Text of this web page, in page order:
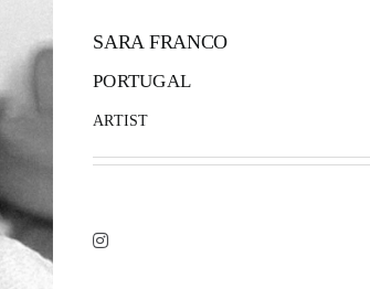
SARA FRANCO
PORTUGAL
ARTIST